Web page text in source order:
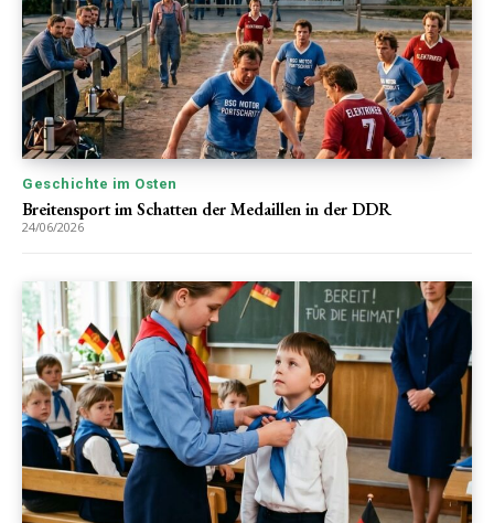
Geschichte im Osten
Breitensport im Schatten der Medaillen in der DDR
24/06/2026